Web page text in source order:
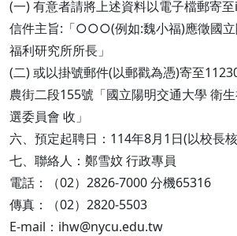
(一) 有意者請將上述資料以電子檔郵寄
信件主旨:「○○○(例如:魏小福)應徵國立
福利研究所所長」
(二) 或以掛號郵件(以郵戳為憑)寄至
農街二段155號「國立陽明交通大學 衛
選委員會 收」
六、預定起聘日：114年8月1日(以校長核
七、聯絡人：鄭雪妏 行政專員
電話：（02）2826-7000 分機65316
傳真：（02）2820-5503
E-mail：ihw@nycu.edu.tw